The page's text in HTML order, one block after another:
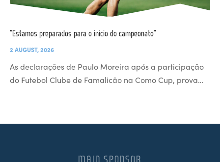
“Estamos preparados para o início do campeonato”
2 AUGUST, 2026
As declarações de Paulo Moreira após a participação
do Futebol Clube de Famalicão na Como Cup, prova…
MAIN SPONSOR